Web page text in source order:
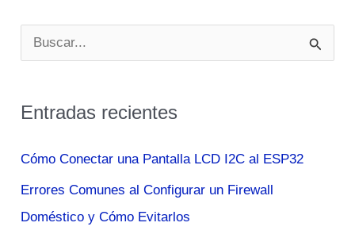
Maravillosos
Una
De
Diseno
u
c
p
o
Entradas recientes
Cómo Conectar una Pantalla LCD I2C al ESP32
Errores Comunes al Configurar un Firewall
Doméstico y Cómo Evitarlos